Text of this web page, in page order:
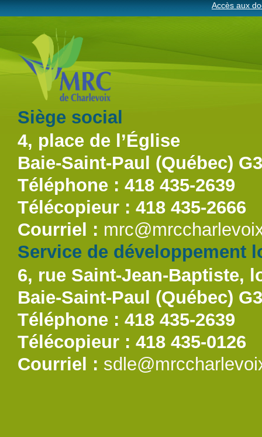
Accès aux
Siège social
4, place de l’Église
Baie-Saint-Paul (Québec)
Téléphone : 418 435-2639
Télécopieur : 418 435-2666
Courriel :
Service de développement
6, rue Saint-Jean-Baptiste,
Baie-Saint-Paul (Québec)
Téléphone : 418 435-2639
Télécopieur : 418 435-0126
Courriel :